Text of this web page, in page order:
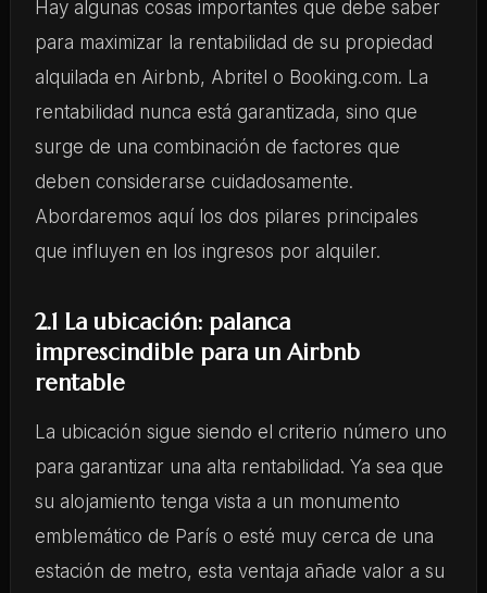
Hay algunas cosas importantes que debe saber
para maximizar la rentabilidad de su propiedad
alquilada en Airbnb, Abritel o Booking.com. La
rentabilidad nunca está garantizada, sino que
surge de una combinación de factores que
deben considerarse cuidadosamente.
Abordaremos aquí los dos pilares principales
que influyen en los ingresos por alquiler.
2.1 La ubicación: palanca
imprescindible para un Airbnb
rentable
La ubicación sigue siendo el criterio número uno
para garantizar una alta rentabilidad. Ya sea que
su alojamiento tenga vista a un monumento
emblemático de París o esté muy cerca de una
estación de metro, esta ventaja añade valor a su